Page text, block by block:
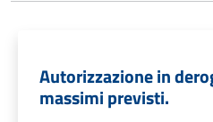
Autorizzazione in
massimi previsti.